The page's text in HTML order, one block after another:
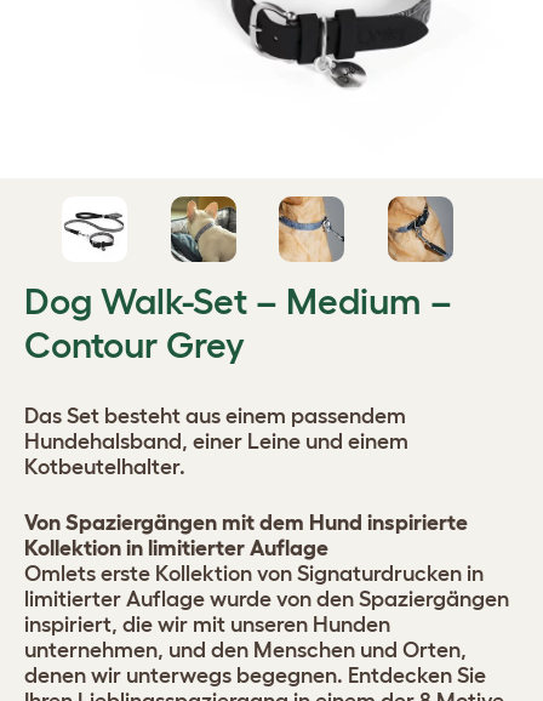
Dog Walk-Set – Medium –
Contour Grey
Das Set besteht aus einem passendem
Hundehalsband, einer Leine und einem
Kotbeutelhalter.
Von Spaziergängen mit dem Hund inspirierte
Kollektion in limitierter Auflage
Omlets erste Kollektion von Signaturdrucken in
limitierter Auflage wurde von den Spaziergängen
inspiriert, die wir mit unseren Hunden
unternehmen, und den Menschen und Orten,
denen wir unterwegs begegnen. Entdecken Sie